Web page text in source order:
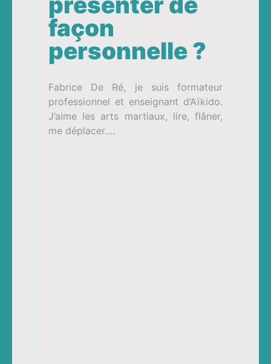
façon
personnelle ?
Fabrice De Ré, je suis formateur
professionnel et enseignant d’Aïkido.
J’aime les arts martiaux, lire, flâner,
me déplacer….